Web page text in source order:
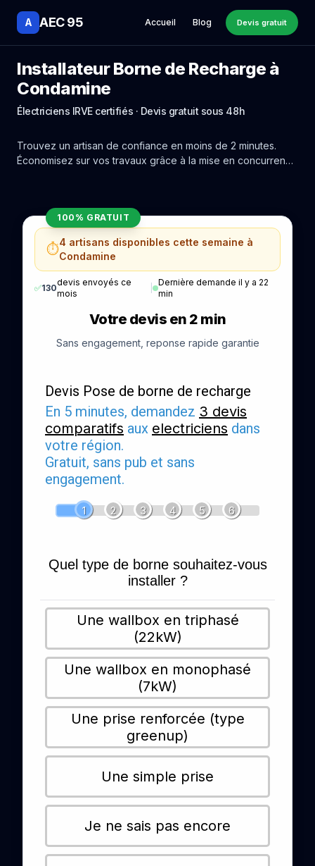
A AEC 95 Accueil Blog Devis gratuit
Installateur Borne de Recharge à
Condamine
Électriciens IRVE certifiés · Devis gratuit sous 48h
Trouvez un artisan de confiance en moins de 2 minutes.
Économisez sur vos travaux grâce à la mise en concurrence
100% GRATUIT
⏱️4 artisans disponibles cette semaine à
Condamine
✅130
devis envoyés ce
mois
Dernière demande il y a 22
min
Votre devis en 2 min
Sans engagement, reponse rapide garantie
Devis Pose de borne de recharge
En 5 minutes, demandez 3 devis
comparatifs aux electriciens dans
votre région.
Gratuit, sans pub et sans
engagement.
1 2 3 4 5 6
Quel type de borne souhaitez-vous
installer ?
Une wallbox en triphasé
(22kW)
Une wallbox en monophasé
(7kW)
Une prise renforcée (type
greenup)
Une simple prise
Je ne sais pas encore